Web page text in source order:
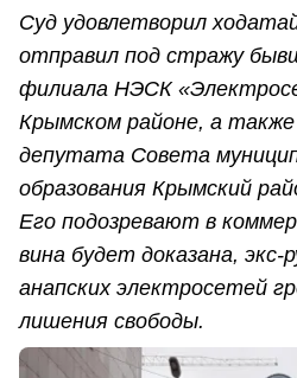
Суд удовлетворил
отправил под стражу
филиала НЭСК
Крымском районе, а
депутата Совета
образования Крымский
Его подозревают в
вина будет доказана, экс-
анапских электросетей
лишения свободы.